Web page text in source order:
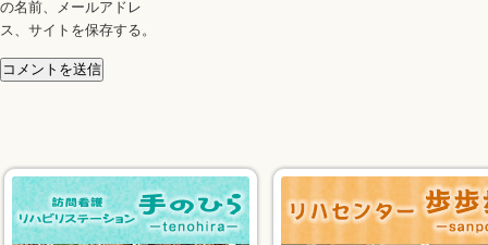
の名前、メールアドレ
ス、サイトを保存する。